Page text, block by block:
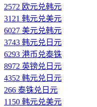
2572 欧元兑韩元
3121 韩元兑美元
6027 美元兑韩元
3743 韩元兑日元
6293 港币兑泰铢
8972 英镑兑日元
4352 韩元兑日元
266 泰铢兑日元
1150 韩元兑美元